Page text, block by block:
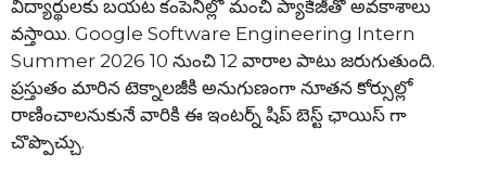
విద్యార్థులకు బయట కంపెనీల్లో మంచి ప్యాకేజీతో అవకాశాలు
వస్తాయి. Google Software Engineering Intern
Summer 2026 10 నుంచి 12 వారాల పాటు జరుగుతుంది.
ప్రస్తుతం మారిన టెక్నాలజీకి అనుగుణంగా నూతన కోర్సుల్లో
రాణించాలనుకునే వారికి ఈ ఇంటర్న్ షిప్ బెస్ట్ ఛాయిస్ గా
చొప్పొచ్చు.